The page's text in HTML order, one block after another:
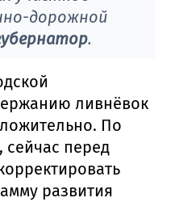
дорожной
.
ливнёвок
По
сейчас перед
развития